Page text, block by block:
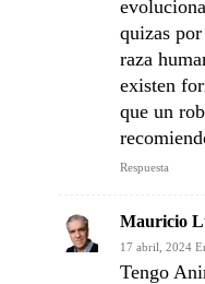
quizas
raza
existen
que un
Respuesta
Mauricio
17 abril, 2024
Tengo